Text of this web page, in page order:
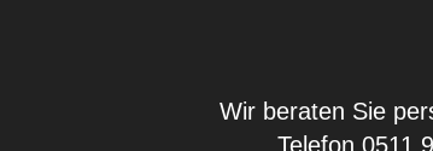
Wir beraten Sie
Telefon 0511